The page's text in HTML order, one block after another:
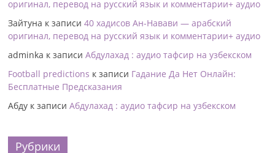
оригинал, перевод на русский язык и комментарии+ аудио
Зайтуна к записи40 хадисов Ан-Навави — арабский
оригинал, перевод на русский язык и комментарии+ аудио
adminka к записиАбдулахад : аудио тафсир на узбекском
Football predictions к записи Гадание Да Нет Онлайн:
Бесплатные Предсказания
Абду к записиАбдулахад : аудио тафсир на узбекском
Рубрики